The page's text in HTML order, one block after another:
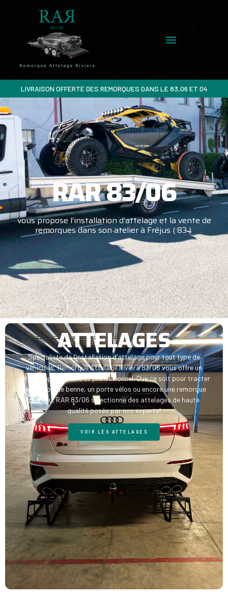
LIVRAISON OFFERTE DES REMORQUES DANS LE 83,06 ET 04
RAR 83/06
vous propose l’installation d’attelage et la vente de
remorques dans son atelier à Fréjus ( 83 )
ATTELAGES
Spécialiste de l’installation d’attelage pour tout type de
véhicules, Remorque Attelage Riviera 83/06 vous offre un
service rapide, fiable et professionnel. Que ce soit pour tracter
une remorque benne, un porte vélos ou encore une remorque
plateau, RAR 83/06 sélectionne des attelages de haute
qualité posés par nos experts!
VOIR LES ATTELAGES